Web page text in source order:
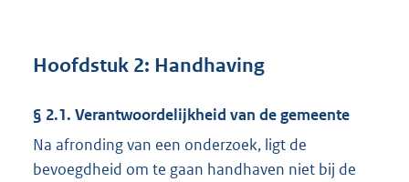
Hoofdstuk 2: Handhaving
§ 2.1. Verantwoordelijkheid van de gemeente
Na afronding van een onderzoek, ligt de
bevoegdheid om te gaan handhaven niet bij de